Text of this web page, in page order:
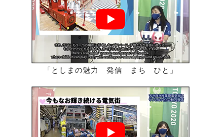
「としまの魅力 発信 まち ひと」